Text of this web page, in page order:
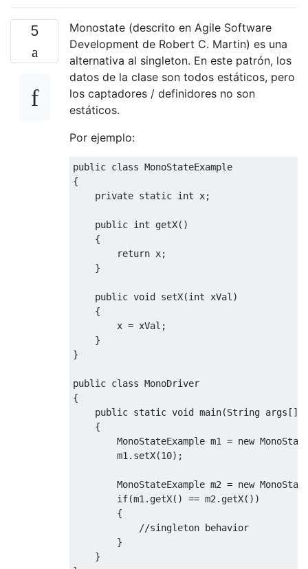
5
Monostate (descrito en Agile Software
Development de Robert C. Martin) es una
alternativa al singleton. En este patrón, los
datos de la clase son todos estáticos, pero
los captadores / definidores no son
estáticos.
Por ejemplo:
public class MonoStateExample
{
    private static int x;
    public int getX()
    {
        return x;
    }
    public void setX(int xVal)
    {
        x = xVal;
    }
}
public class MonoDriver
{
    public static void main(String args[])
    {
MonoStateExample m1 = new
        m1.setX(10);
MonoStateExample m2 = new
        if(m1.getX() == m2.getX())
        {
            //singleton behavior
        }
    }